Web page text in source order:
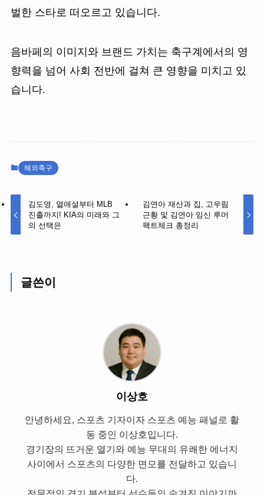
벌한 스타로 떠오르고 있습니다.
음바페의 이미지와 브랜드 가치는 축구계에서의 영
향력을 넘어 사회 전반에 걸쳐 큰 영향을 미치고 있
습니다.
해외축구
김도영, 열애설부터 MLB
진출까지! KIA의 미래와 그
의 선택은
김연아 재산과 집, 고우림
근황 및 김연아 임신 루머
팩트체크 총정리
글쓴이
이상호
안녕하세요, 스포츠 기자이자 스포츠 예능 패널로 활
동 중인 이상호입니다.
경기장의 뜨거운 열기와 예능 무대의 유쾌한 에너지
사이에서 스포츠의 다양한 면모를 전달하고 있습니
다.